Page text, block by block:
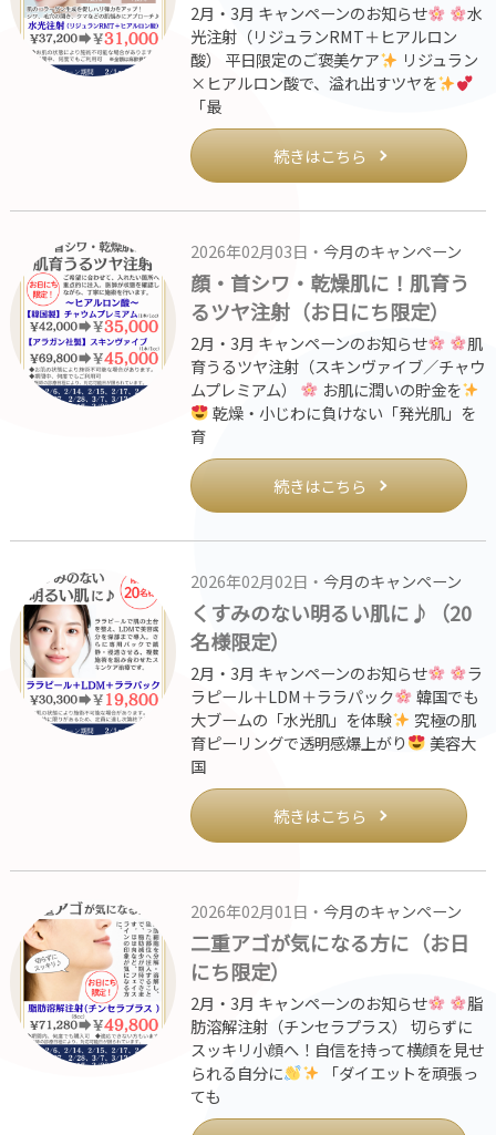
2月・3月 キャンペーンのお知らせ
水
光注射（リジュランRMT＋ヒアルロン
酸） 平日限定のご褒美ケア
リジュラン
×ヒアルロン酸で、溢れ出すツヤを
「最
続きはこちら
2026年02月03日・今月のキャンペーン
顔・首シワ・乾燥肌に！肌育う
るツヤ注射（お日にち限定）
2月・3月 キャンペーンのお知らせ
肌
育うるツヤ注射（スキンヴァイブ／チャウ
ムプレミアム）
お肌に潤いの貯金を
乾燥・小じわに負けない「発光肌」を
育
続きはこちら
2026年02月02日・今月のキャンペーン
くすみのない明るい肌に♪（20
名様限定）
2月・3月 キャンペーンのお知らせ
ラ
ラピール＋LDM＋ララパック
韓国でも
大ブームの「水光肌」を体験
究極の肌
育ピーリングで透明感爆上がり
美容大
国
続きはこちら
2026年02月01日・今月のキャンペーン
二重アゴが気になる方に（お日
にち限定）
2月・3月 キャンペーンのお知らせ
脂
肪溶解注射（チンセラプラス） 切らずに
スッキリ小顔へ！自信を持って横顔を見せ
られる自分に
「ダイエットを頑張っ
ても